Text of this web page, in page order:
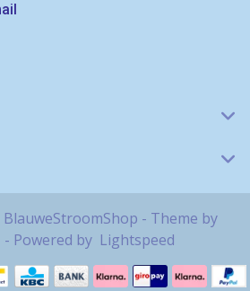
- Theme by
- Powered by Lightspeed